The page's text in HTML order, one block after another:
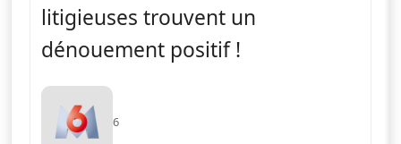
litigieuses trouvent un
dénouement positif !
6